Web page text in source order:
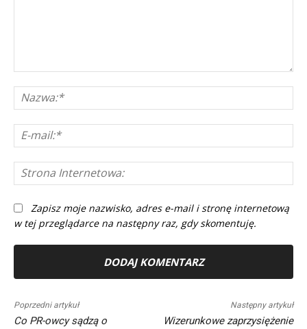
Zapisz moje nazwisko, adres e-mail i stronę internetową
w tej przeglądarce na następny raz, gdy skomentuję.
Poprzedni artykuł
Co PR-owcy sądzą o
Następny artykuł
Wizerunkowe zaprzysiężenie